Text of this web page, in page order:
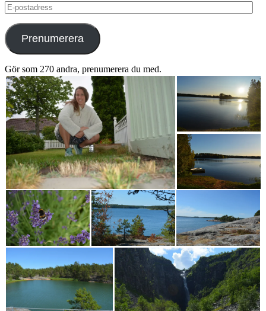
E-
postadress
Prenumerera
Gör som 270 andra, prenumerera du med.